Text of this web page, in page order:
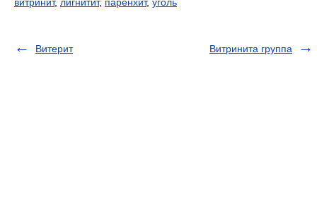
Витерит Витринита группа